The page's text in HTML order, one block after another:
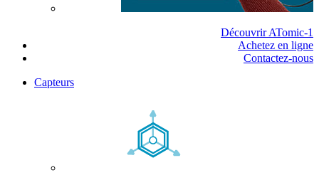
Découvrir ATomic-1
Achetez en ligne
Contactez-nous
Capteurs